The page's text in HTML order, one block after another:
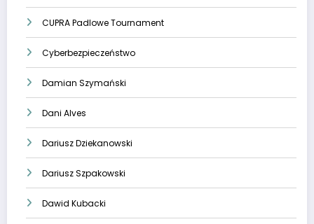
CUPRA Padlowe Tournament
Cyberbezpieczeństwo
Damian Szymański
Dani Alves
Dariusz Dziekanowski
Dariusz Szpakowski
Dawid Kubacki